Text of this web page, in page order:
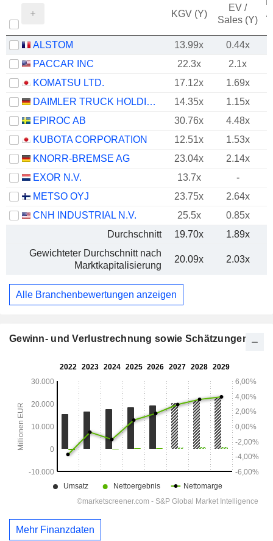
KGV (Y)
EV /
Sales (Y)
/
ALSTOM 13.99x
0.44x
PACCAR INC
22.3x 2.1x
KOMATSU LTD.
17.12x
1.69x
DAIMLER TRUCK HOLDING AG
14.35x 1.15x
EPIROC AB
30.76x
4.48x
KUBOTA CORPORATION
12.51x 1.53x
KNORR-BREMSE AG
23.04x 2.14x
EXOR N.V.
13.7x
-
METSO OYJ
23.75x 2.64x
CNH INDUSTRIAL N.V.
25.5x 0.85x
Durchschnitt
19.70x 1.89x
Gewichteter Durchschnitt nach
Marktkapitalisierung
20.09x 2.03x
Alle Branchenbewertungen anzeigen
Gewinn- und Verlustrechnung sowie Schätzungen
Mehr Finanzdaten